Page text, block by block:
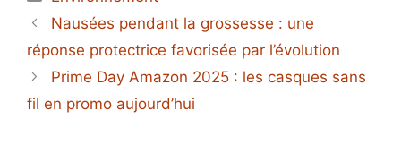
Nausées pendant la grossesse : une
réponse protectrice favorisée par l’évolution
Prime Day Amazon 2025 : les casques sans
fil en promo aujourd’hui